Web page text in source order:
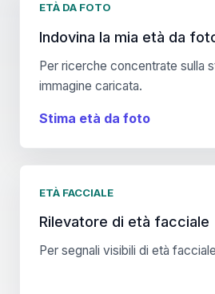
ETÀ DA FOTO
Indovina la mia età da
Per ricerche concentrate sulla
immagine caricata.
Stima età da foto
ETÀ FACCIALE
Rilevatore di età facciale
Per segnali visibili di età